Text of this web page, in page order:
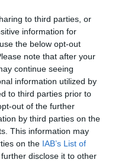
to third parties, or
information for
the below opt-out
note that after your
continue seeing
information utilized by
to third parties prior to
out of the further
by third parties on the
This information may
on the IAB’s List of
disclose it to other
es dedica a la
a bugaderies de
en negocis de
restaurants o
propis, disposa
Austràlia, el